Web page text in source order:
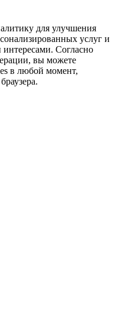
для улучшения
услуг и
Согласно
вы можете
в любой момент,